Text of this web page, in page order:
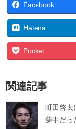
Facebook
Hatena
Pocket
関連記事
町田啓太
夢中だっ